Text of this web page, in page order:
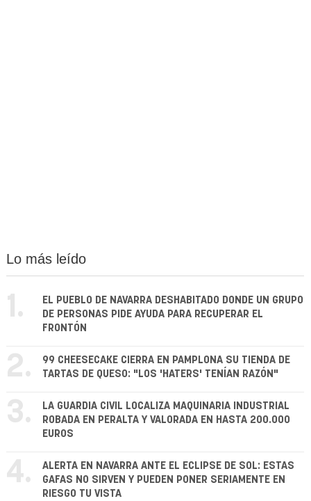
Lo más leído
1.
EL PUEBLO DE NAVARRA DESHABITADO DONDE UN GRUPO
DE PERSONAS PIDE AYUDA PARA RECUPERAR EL
FRONTÓN
2.
99 CHEESECAKE CIERRA EN PAMPLONA SU TIENDA DE
TARTAS DE QUESO: "LOS 'HATERS' TENÍAN RAZÓN"
3.
LA GUARDIA CIVIL LOCALIZA MAQUINARIA INDUSTRIAL
ROBADA EN PERALTA Y VALORADA EN HASTA 200.000
EUROS
4.
ALERTA EN NAVARRA ANTE EL ECLIPSE DE SOL: ESTAS
GAFAS NO SIRVEN Y PUEDEN PONER SERIAMENTE EN
RIESGO TU VISTA